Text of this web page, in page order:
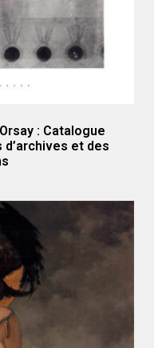
: Catalogue
et des